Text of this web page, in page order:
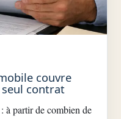
couvre
seul contrat
à partir de combien de